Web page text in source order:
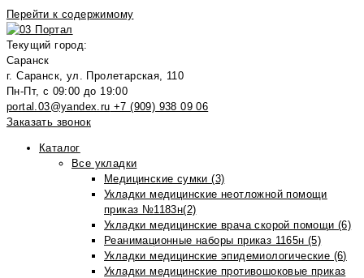
Перейти к содержимому
Текущий город:
Саранск
г. Саранск, ул. Пролетарская, 110
Пн-Пт, с 09:00 до 19:00
portal.03@yandex.ru +7 (909) 938 09 06
Заказать звонок
Каталог
Все укладки
Медицинские сумки (3)
Укладки медицинские неотложной помощи
приказ №1183н(2)
Укладки медицинские врача скорой помощи (6)
Реанимационные наборы приказ 1165н (5)
Укладки медицинские эпидемиологические (6)
Укладки медицинские противошоковые приказ